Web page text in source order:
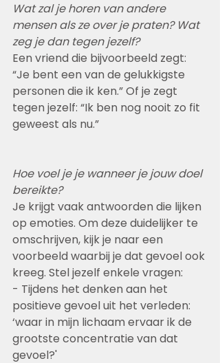
Wat zal je horen van andere
mensen als ze over je praten? Wat
zeg je dan tegen jezelf?
Een vriend die bijvoorbeeld zegt:
“Je bent een van de gelukkigste
personen die ik ken.” Of je zegt
tegen jezelf: “Ik ben nog nooit zo fit
geweest als nu.”
Hoe voel je je wanneer je jouw doel
bereikte?
Je krijgt vaak antwoorden die lijken
op emoties. Om deze duidelijker te
omschrijven, kijk je naar een
voorbeeld waarbij je dat gevoel ook
kreeg. Stel jezelf enkele vragen:
- Tijdens het denken aan het
positieve gevoel uit het verleden:
‘waar in mijn lichaam ervaar ik de
grootste concentratie van dat
gevoel?'